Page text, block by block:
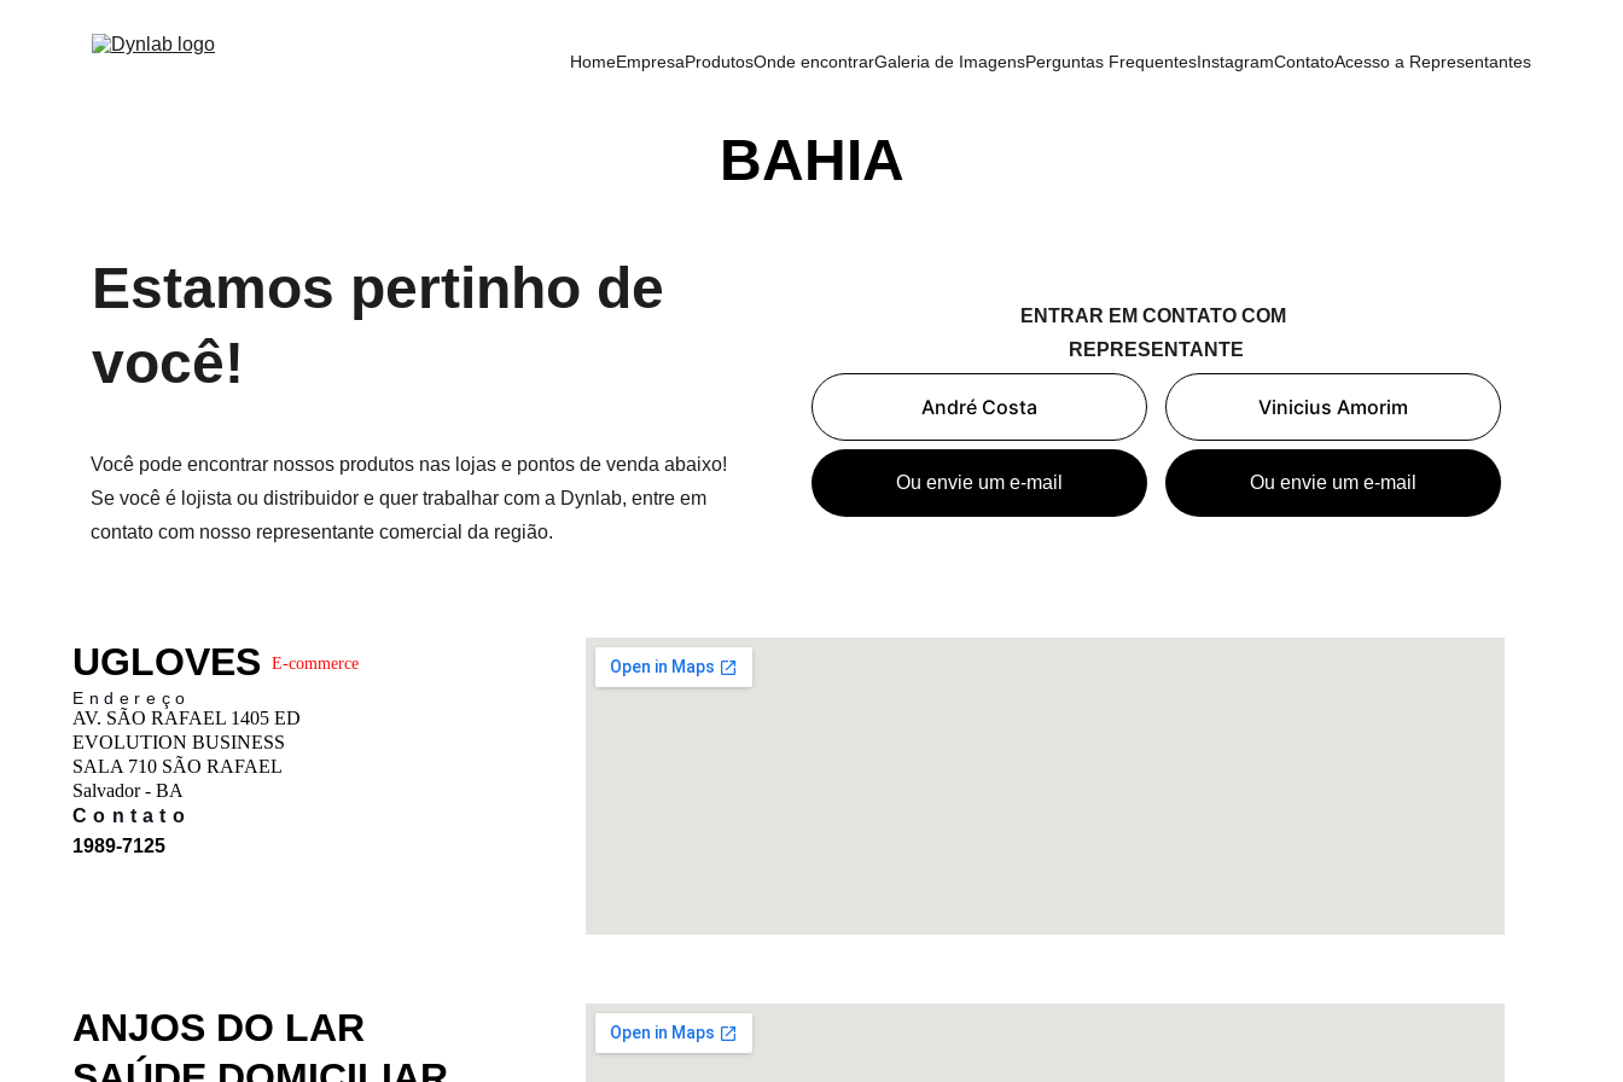
HomeEmpresaProdutosOnde encontrarGaleria de ImagensPerguntas FrequentesInstagramContatoAcesso a Representantes
BAHIA
Estamos pertinho de
você!
Você pode encontrar nossos produtos nas lojas e pontos de venda abaixo!
Se você é lojista ou distribuidor e quer trabalhar com a Dynlab, entre em
contato com nosso representante comercial da região.
Vinicius Amorim
ENTRAR EM CONTATO COM
REPRESENTANTE
Ou envie um e-mail Ou envie um e-mail
André Costa
UGLOVES
Contato
Endereço
AV. SÃO RAFAEL 1405 ED
EVOLUTION BUSINESS
SALA 710 SÃO RAFAEL
Salvador - BA
1989-7125
E-commerce
ANJOS DO LAR